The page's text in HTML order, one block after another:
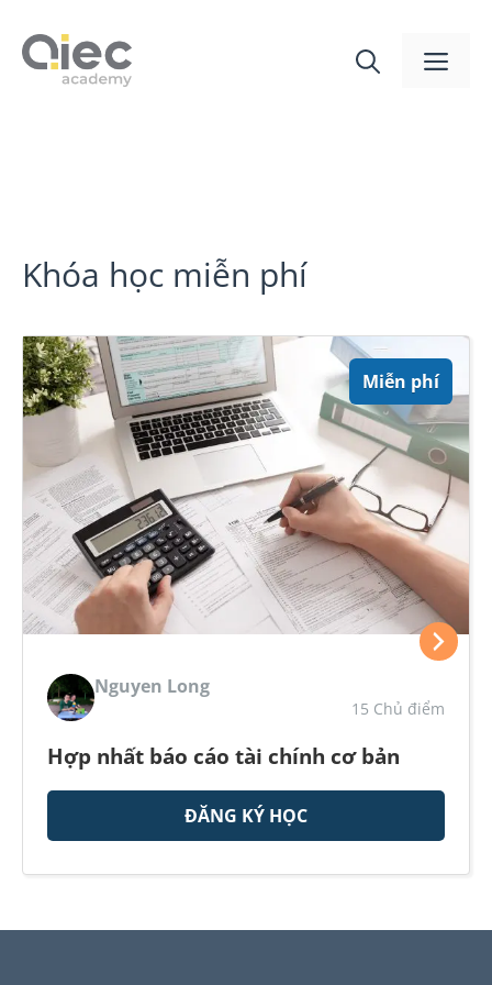
Khóa học miễn phí
Miễn phí
Nguyen Long
15 Chủ điểm
Hợp nhất báo cáo tài chính cơ bản
ĐĂNG KÝ HỌC